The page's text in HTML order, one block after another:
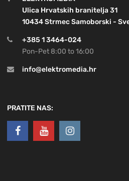
Ulica Hrvatskih branitelja 31
10434 Strmec Samoborski -
+385 1 3464-024
Pon-Pet 8:00 to 16:00
info@elektromedia.hr
PRATITE NAS: